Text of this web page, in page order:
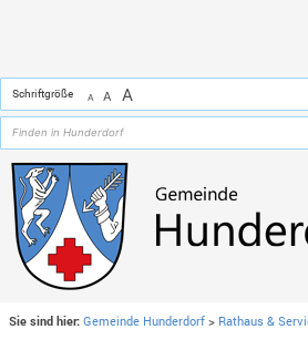
Schriftgröße A A A
Sie sind hier: Gemeinde Hunderdorf > Rathaus &